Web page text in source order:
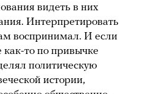
видеть в них
Интерпретировать
воспринимал. И если
как-то по привычке
политическую
истории,